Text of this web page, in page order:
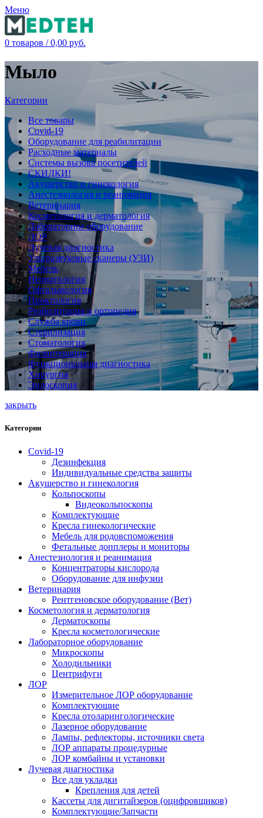
Меню
0 товаров / 0,00 руб.
Мыло
Категории
Все товары
Covid-19
Оборудование для реабилитации
Расходные материалы
Системы вызова посетителей
СКИДКИ!
Акушерство и гинекология
Анестезиология и реанимация
Ветеринария
Косметология и дерматология
Лабораторное оборудование
ЛОР
Лучевая диагностика
Ультразвуковые сканеры (УЗИ)
Мебель
Неонатология
Офтальмология
Проктология
Реабилитация и ортопедия
Служба крови
Стерилизация
Стоматология
Физиотерапия
Функциональная диагностика
Хирургия
Эндоскопия
закрыть
Категории
Covid-19
Дезинфекция
Индивидуальные средства защиты
Акушерство и гинекология
Кольпоскопы
Видеокольпоскопы
Комплектующие
Кресла гинекологические
Мебель для родовспоможения
Фетальные допплеры и мониторы
Анестезиология и реанимация
Концентраторы кислорода
Оборудование для инфузии
Ветеринария
Рентгеновское оборудование (Вет)
Косметология и дерматология
Дерматоскопы
Кресла косметологические
Лабораторное оборудование
Микроскопы
Холодильники
Центрифуги
ЛОР
Измерительное ЛОР оборудование
Комплектующие
Кресла отоларингологические
Лазерное оборудование
Лампы, рефлекторы, источники света
ЛОР аппараты процедурные
ЛОР комбайны и установки
Лучевая диагностика
Все для укладки
Крепления для детей
Кассеты для дигитайзеров (оцифровщиков)
Комплектующие/Запчасти